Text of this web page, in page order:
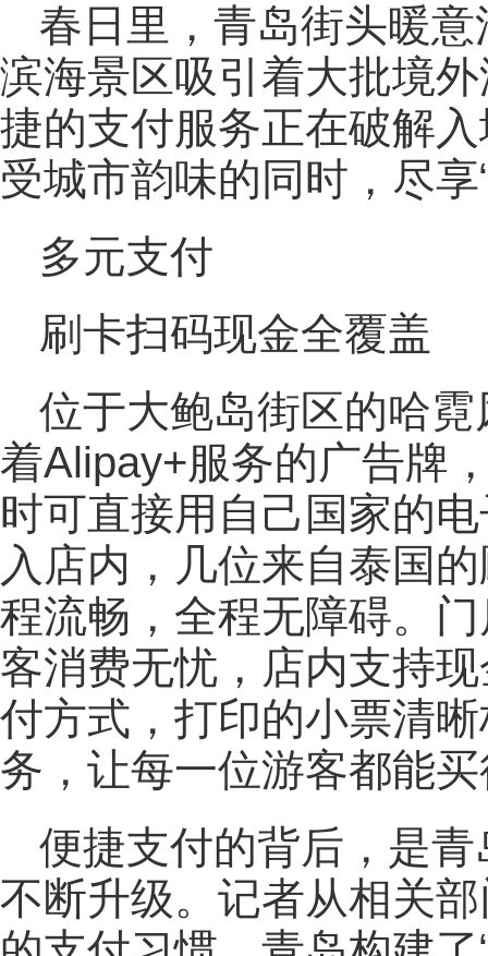
春日里，青岛街头暖
滨海景区吸引着大批境
捷的支付服务正在破解
受城市韵味的同时，尽
多元支付
刷卡扫码现金全覆盖
位于大鲍岛街区的哈
着Alipay+服务的广告牌
时可直接用自己国家的
入店内，几位来自泰国
程流畅，全程无障碍。
客消费无忧，店内支持
付方式，打印的小票清
务，让每一位游客都能
便捷支付的背后，是青
不断升级。记者从相关